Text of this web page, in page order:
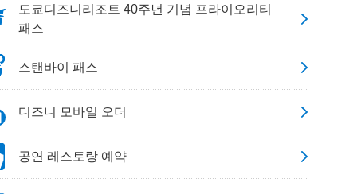
도쿄디즈니리조트 40주년 기념 프라이오리티
패스
스탠바이 패스
디즈니 모바일 오더
공연 레스토랑 예약